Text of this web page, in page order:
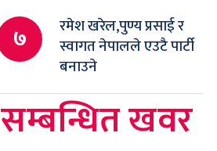
७
रमेश खरेल,पुण्य प्रसाई र
स्वागत नेपालले एउटै पार्टी
बनाउने
सम्बन्धित खवर